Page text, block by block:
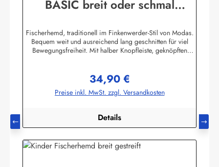
BASIC breit oder schmal
Fischerhemd, traditionell im Finkenwerder-Stil von Modas.
Bequem weit und ausreichend lang geschnitten für viel
Bewegungsfreiheit. Mit halber Knopfleiste, geknöpften
buntgewebt. (ca. 190 g/m²) Achtung! Die Hemden fallen
sehr groß aus. Bitte Größentabelle beachten. Die
Größentabelle finden Sie unter diesem Link oder bei den
GmbHHeglitzer Str. 1226409 Wittmundinfo@modas-
bekleidung.de
Regulärer Preis:
34,90 €
Preise inkl. MwSt. zzgl. Versandkosten
Details